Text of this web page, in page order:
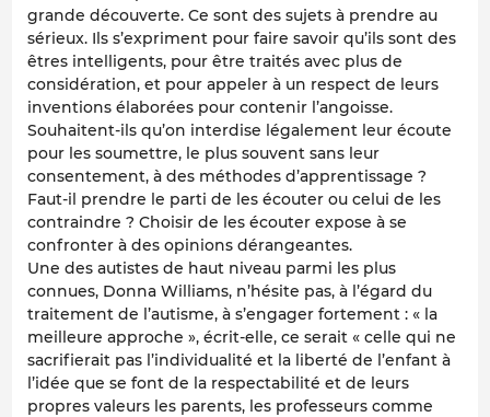
grande découverte. Ce sont des sujets à prendre au
sérieux. Ils s’expriment pour faire savoir qu’ils sont des
êtres intelligents, pour être traités avec plus de
considération, et pour appeler à un respect de leurs
inventions élaborées pour contenir l’angoisse.
Souhaitent-ils qu’on interdise légalement leur écoute
pour les soumettre, le plus souvent sans leur
consentement, à des méthodes d’apprentissage ?
Faut-il prendre le parti de les écouter ou celui de les
contraindre ? Choisir de les écouter expose à se
confronter à des opinions dérangeantes.
Une des autistes de haut niveau parmi les plus
connues, Donna Williams, n’hésite pas, à l’égard du
traitement de l’autisme, à s’engager fortement : « la
meilleure approche », écrit-elle, ce serait « celle qui ne
sacrifierait pas l’individualité et la liberté de l’enfant à
l’idée que se font de la respectabilité et de leurs
propres valeurs les parents, les professeurs comme